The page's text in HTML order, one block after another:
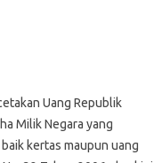
Uang Republik
Milik Negara yang
kertas maupun uang